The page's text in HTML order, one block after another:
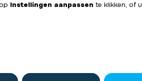
Instellingen aanpassen te klikken, of